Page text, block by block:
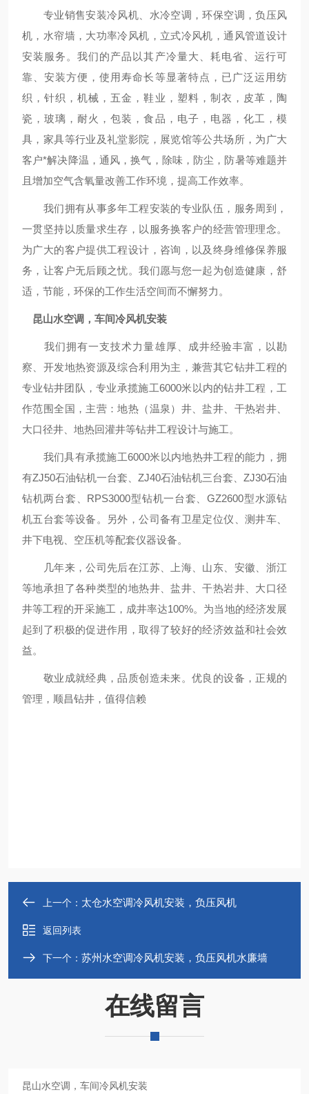
专业销售安装冷风机、水冷空调，环保空调，负压风
机，水帘墙，大功率冷风机，立式冷风机，通风管道设计
安装服务。我们的产品以其产冷量大、耗电省、运行可
靠、安装方便，使用寿命长等显著特点，已广泛运用纺
织，针织，机械，五金，鞋业，塑料，制衣，皮革，陶
瓷，玻璃，耐火，包装，食品，电子，电器，化工，模
具，家具等行业及礼堂影院，展览馆等公共场所，为广大
客户*解决降温，通风，换气，除味，防尘，防暑等难题并
且增加空气含氧量改善工作环境，提高工作效率。
我们拥有从事多年工程安装的专业队伍，服务周到，
一贯坚持以质量求生存，以服务换客户的经营管理理念。
为广大的客户提供工程设计，咨询，以及终身维修保养服
务，让客户无后顾之忧。我们愿与您一起为创造健康，舒
适，节能，环保的工作生活空间而不懈努力。
昆山水空调，车间冷风机安装
我们拥有一支技术力量雄厚、成井经验丰富，以勘
察、开发地热资源及综合利用为主，兼营其它钻井工程的
专业钻井团队，专业承揽施工6000米以内的钻井工程，工
作范围全国，主营：地热（温泉）井、盐井、干热岩井、
大口径井、地热回灌井等钻井工程设计与施工。
我们具有承揽施工6000米以内地热井工程的能力，拥
有ZJ50石油钻机一台套、ZJ40石油钻机三台套、ZJ30石油
钻机两台套、RPS3000型钻机一台套、GZ2600型水源钻
机五台套等设备。另外，公司备有卫星定位仪、测井车、
井下电视、空压机等配套仪器设备。
几年来，公司先后在江苏、上海、山东、安徽、浙江
等地承担了各种类型的地热井、盐井、干热岩井、大口径
井等工程的开采施工，成井率达100%。为当地的经济发展
起到了积极的促进作用，取得了较好的经济效益和社会效
益。
敬业成就经典，品质创造未来。优良的设备，正规的
管理，顺昌钻井，值得信赖
上一个： 太仓水空调冷风机安装，负压风机
返回列表
下一个： 苏州水空调冷风机安装，负压风机水廉墙
在线留言